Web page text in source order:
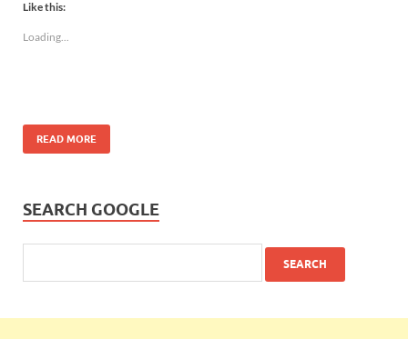
Like this:
Loading...
READ MORE
SEARCH GOOGLE